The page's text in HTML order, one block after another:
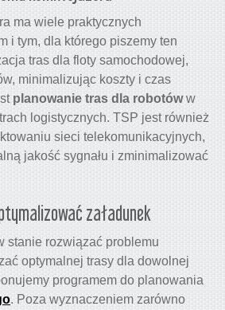
ma wiele praktycznych
i tym, dla którego piszemy ten
tras dla floty samochodowej,
minimalizując koszty i czas
planowanie tras dla robotóww
logistycznych. TSP jest również
sieci telekomunikacyjnych,
jakość sygnału i zminimalizować
załadunek
stanie rozwiązać problemu
optymalnej trasy dla dowolnej
programem do planowania
. Poza wyznaczeniem zarówno